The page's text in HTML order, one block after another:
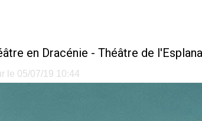
en Dracénie - Théâtre de
le 05/07/19 10:44